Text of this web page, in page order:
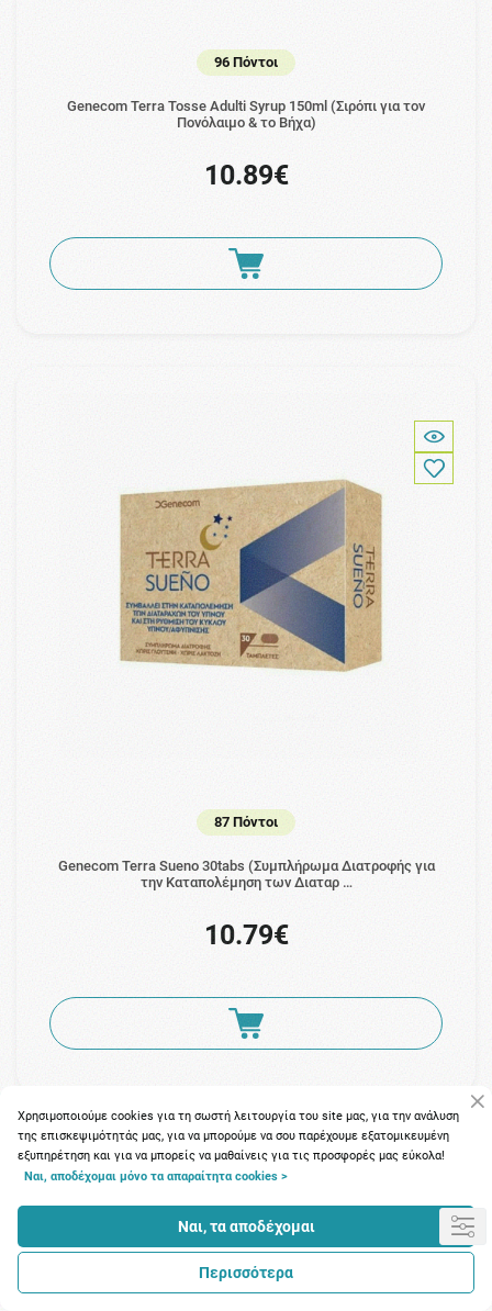
96 Πόντοι
Genecom Terra Tosse Adulti Syrup 150ml (Σιρόπι για τον
Πονόλαιμο & το Βήχα)
10.89€
87 Πόντοι
Genecom Terra Sueno 30tabs (Συμπλήρωμα Διατροφής για
την Καταπολέμηση των Διαταρ …
10.79€
Χρησιμοποιούμε cookies για τη σωστή λειτουργία του site μας, για την ανάλυση
της επισκεψιμότητάς μας, για να μπορούμε να σου παρέχουμε εξατομικευμένη
εξυπηρέτηση και για να μπορείς να μαθαίνεις για τις προσφορές μας εύκολα!
Ναι, αποδέχομαι μόνο τα απαραίτητα cookies >
Ναι, τα αποδέχομαι
Περισσότερα